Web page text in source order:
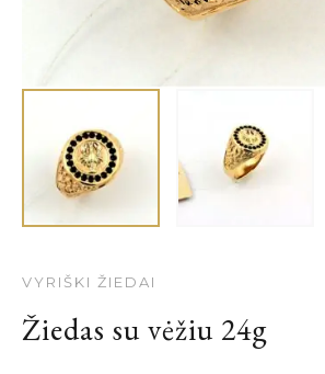
VYRIŠKI ŽIEDAI
Žiedas su vėžiu 24g